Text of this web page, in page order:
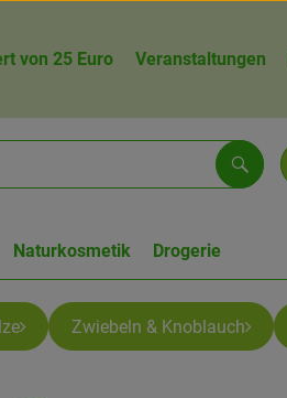
von 25 Euro Veranstaltungen
Suchen
Naturkosmetik Drogerie
Zwiebeln & Knoblauch